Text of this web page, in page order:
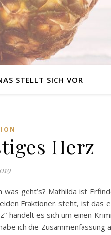
STELLT SICH VOR
Herz
geht’s? Mathilda ist
Fraktionen steht, ist das
handelt es sich um einen
ich die Zusammenfassung